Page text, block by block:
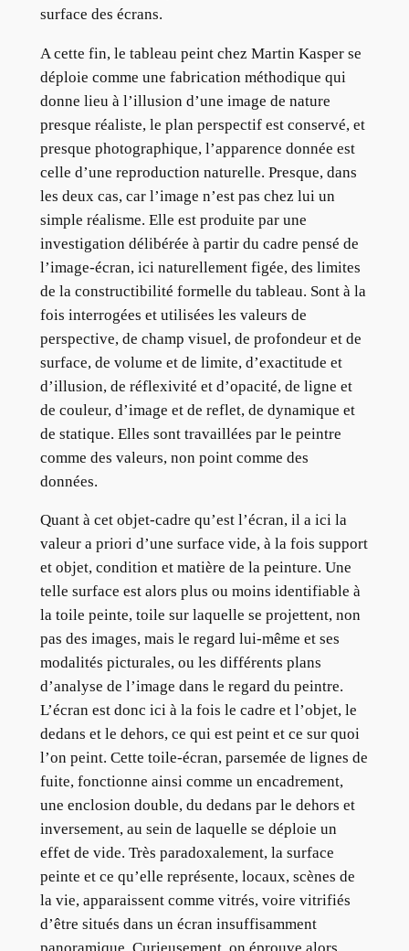
surface des écrans.
A cette fin, le tableau peint chez Martin Kasper se
déploie comme une fabrication méthodique qui
donne lieu à l’illusion d’une image de nature
presque réaliste, le plan perspectif est conservé, et
presque photographique, l’apparence donnée est
celle d’une reproduction naturelle. Presque, dans
les deux cas, car l’image n’est pas chez lui un
simple réalisme. Elle est produite par une
investigation délibérée à partir du cadre pensé de
l’image-écran, ici naturellement figée, des limites
de la constructibilité formelle du tableau. Sont à la
fois interrogées et utilisées les valeurs de
perspective, de champ visuel, de profondeur et de
surface, de volume et de limite, d’exactitude et
d’illusion, de réflexivité et d’opacité, de ligne et
de couleur, d’image et de reflet, de dynamique et
de statique. Elles sont travaillées par le peintre
comme des valeurs, non point comme des
données.
Quant à cet objet-cadre qu’est l’écran, il a ici la
valeur a priori d’une surface vide, à la fois support
et objet, condition et matière de la peinture. Une
telle surface est alors plus ou moins identifiable à
la toile peinte, toile sur laquelle se projettent, non
pas des images, mais le regard lui-même et ses
modalités picturales, ou les différents plans
d’analyse de l’image dans le regard du peintre.
L’écran est donc ici à la fois le cadre et l’objet, le
dedans et le dehors, ce qui est peint et ce sur quoi
l’on peint. Cette toile-écran, parsemée de lignes de
fuite, fonctionne ainsi comme un encadrement,
une enclosion double, du dedans par le dehors et
inversement, au sein de laquelle se déploie un
effet de vide. Très paradoxalement, la surface
peinte et ce qu’elle représente, locaux, scènes de
la vie, apparaissent comme vitrés, voire vitrifiés
d’être situés dans un écran insuffisamment